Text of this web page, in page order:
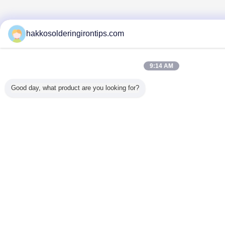
hakkosolderingirontips.com
9:14 AM
Good day, what product are you looking for?